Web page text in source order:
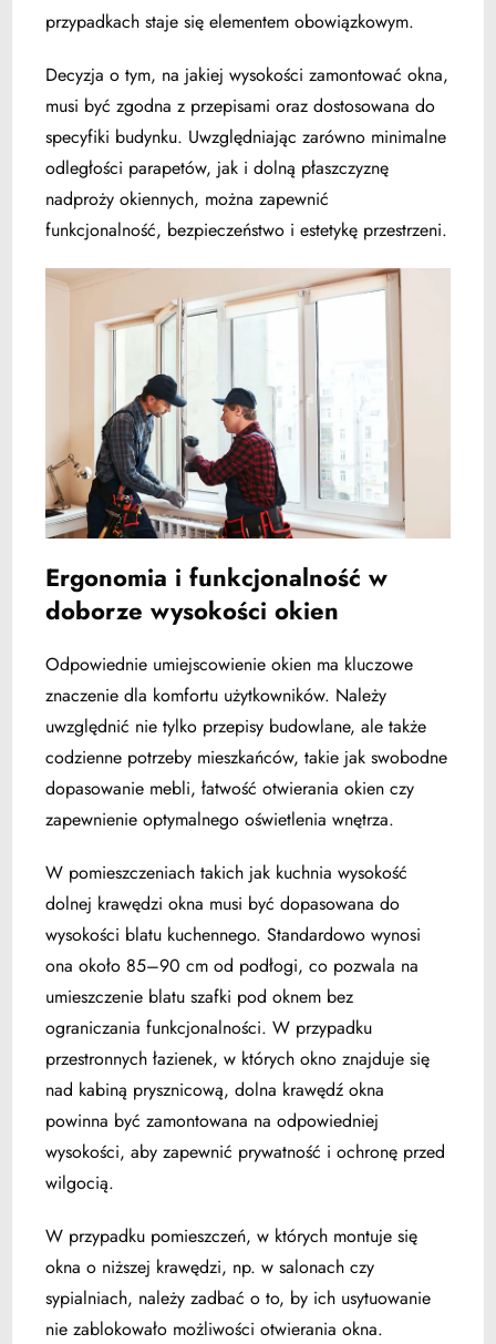
przypadkach staje się elementem obowiązkowym.
Decyzja o tym, na jakiej wysokości zamontować okna,
musi być zgodna z przepisami oraz dostosowana do
specyfiki budynku. Uwzględniając zarówno minimalne
odległości parapetów, jak i dolną płaszczyznę
nadproży okiennych, można zapewnić
funkcjonalność, bezpieczeństwo i estetykę przestrzeni.
Ergonomia i funkcjonalność w
doborze wysokości okien
Odpowiednie umiejscowienie okien ma kluczowe
znaczenie dla komfortu użytkowników. Należy
uwzględnić nie tylko przepisy budowlane, ale także
codzienne potrzeby mieszkańców, takie jak swobodne
dopasowanie mebli, łatwość otwierania okien czy
zapewnienie optymalnego oświetlenia wnętrza.
W pomieszczeniach takich jak kuchnia wysokość
dolnej krawędzi okna musi być dopasowana do
wysokości blatu kuchennego. Standardowo wynosi
ona około 85–90 cm od podłogi, co pozwala na
umieszczenie blatu szafki pod oknem bez
ograniczania funkcjonalności. W przypadku
przestronnych łazienek, w których okno znajduje się
nad kabiną prysznicową, dolna krawędź okna
powinna być zamontowana na odpowiedniej
wysokości, aby zapewnić prywatność i ochronę przed
wilgocią.
W przypadku pomieszczeń, w których montuje się
okna o niższej krawędzi, np. w salonach czy
sypialniach, należy zadbać o to, by ich usytuowanie
nie zablokowało możliwości otwierania okna.